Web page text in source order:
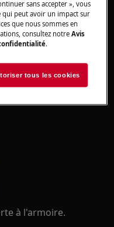
ou la réparation
conséquences sur
correctement.
vis)
à l'armoire.
sans accepter », vous
qui peut avoir un impact sur
que nous sommes en
consultez notreAvis
.
tous les cookies